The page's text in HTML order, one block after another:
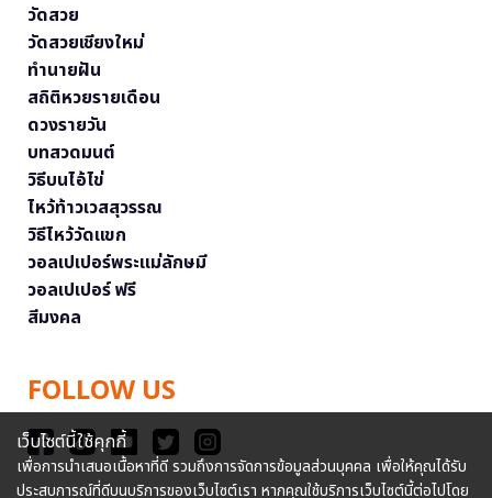
วัดสวย
วัดสวยเชียงใหม่
ทำนายฝัน
สถิติหวยรายเดือน
ดวงรายวัน
บทสวดมนต์
วิธีบนไอ้ไข่
ไหว้ท้าวเวสสุวรรณ
วิธีไหว้วัดแขก
วอลเปเปอร์พระแม่ลักษมี
วอลเปเปอร์ ฟรี
สีมงคล
FOLLOW US
เว็บไซต์นี้ใช้คุกกี้
เพื่อการนำเสนอเนื้อหาที่ดี รวมถึงการจัดการข้อมูลส่วนบุคคล เพื่อให้คุณได้รับ
ประสบการณ์ที่ดีบนบริการของเว็บไซต์เรา หากคุณใช้บริการเว็บไซต์นี้ต่อไปโดย